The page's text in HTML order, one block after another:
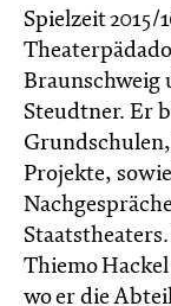
Spielzeit 2015/
Braunschweig
Steudtner. Er
Projekte,
Thiemo
wo er die